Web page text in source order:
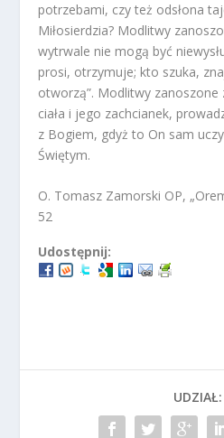
potrzebami, czy też odsłona
Miłosierdzia? Modlitwy
wytrwale nie mogą być
prosi, otrzymuje; kto szuka,
otworzą”. Modlitwy zanoszone
ciała i jego zachcianek,
z Bogiem, gdyż to On sam
Świętym.
O. Tomasz Zamorski OP,
52
Udostępnij:
UDZIAŁ: